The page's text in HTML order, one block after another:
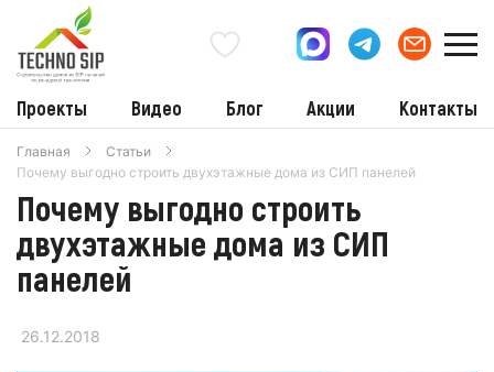
Проекты Видео Блог Акции Контакты
Главная
Статьи
Почему выгодно строить двухэтажные дома из СИП панелей
Почему выгодно строить
двухэтажные дома из СИП
панелей
26.12.2018